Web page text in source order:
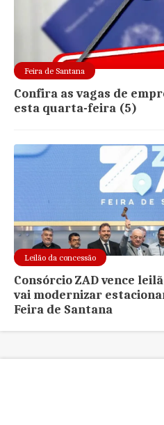
Feira de Santana
Confira as vagas de
esta quarta-feira (5)
Leilão da concessão
Consórcio ZAD vence
vai modernizar
Feira de Santana